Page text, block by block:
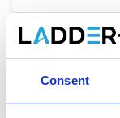
Consent
€594,00
Gratis